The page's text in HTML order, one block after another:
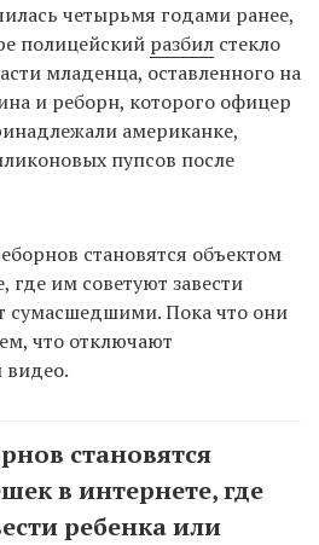
четырьмя годами ранее,
полицейский разбил стекло
младенца, оставленного на
и реборн, которого офицер
американке,
пупсов после
становятся объектом
где им советуют завести
сумасшедшими. Пока что они
что отключают
становятся
в интернете, где
ребенка или